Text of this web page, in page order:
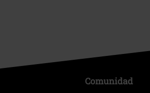
Comunidad